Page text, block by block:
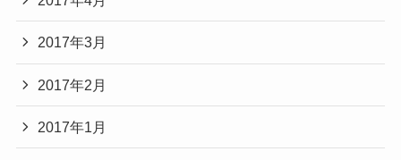
2017年3月
2017年2月
2017年1月